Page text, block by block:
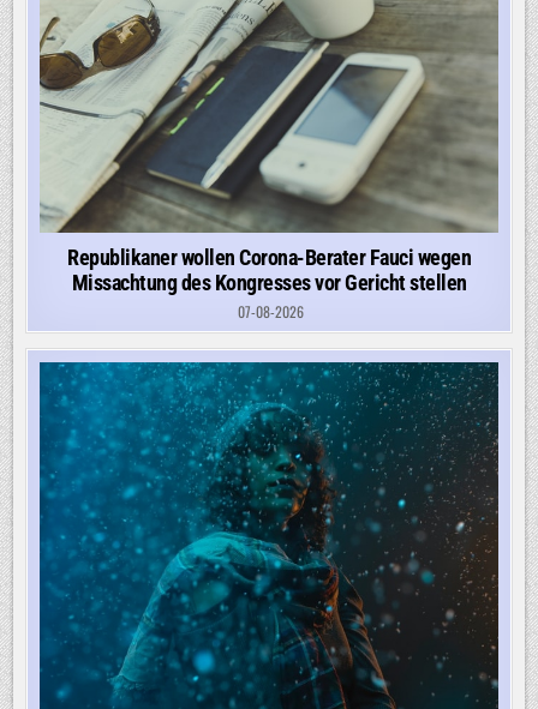
Republikaner wollen Corona-Berater Fauci wegen
Missachtung des Kongresses vor Gericht stellen
07-08-2026